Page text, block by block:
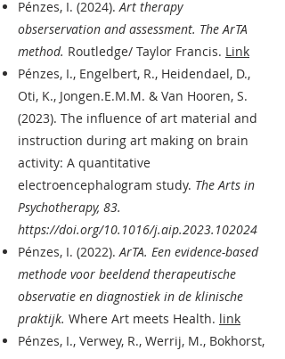
Pénzes, I. (2024).Art therapy
obserservation and assessment. The ArTA
method. Routledge/ Taylor Francis. Link
Pénzes, I., Engelbert, R., Heidendael, D.,
Oti, K., Jongen.E.M.M. & Van Hooren, S.
(2023). The influence of art material and
instruction during art making on brain
activity: A quantitative
electroencephalogram study. The Arts in
Psychotherapy, 83.
https://doi.org/10.1016/j.aip.2023.102024
Pénzes, I. (2022).ArTA. Een evidence-based
methode voor beeldend therapeutische
observatie en diagnostiek in de klinische
praktijk. Where Art meets Health. link
Pénzes, I., Verwey, R., Werrij, M., Bokhorst,